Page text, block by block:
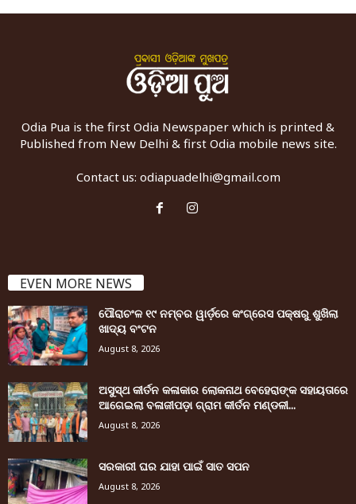
Odia Pua is the first Odia Newspaper which is printed &
Published from New Delhi & first Odia mobile news site.
Contact us: odiapuadelhi@gmail.com
EVEN MORE NEWS
ପୌରାଚଂଳ ୧୯ ନମ୍ବର ୱାର୍ଡ଼ରେ କଂଗ୍ରେସ ପକ୍ଷରୁ ଶୁଖିଲା
ଖାଦ୍ୟ ବଂଟନ
August 8, 2026
ଅସୁସ୍ଥ କୀର୍ତନ କଳାକାର ଲୋକନାଥ ବେହେରାଙ୍କ ସହାୟତାରେ
ଆଗେଇଲା ବଳାଜୀପଡ଼ା ଗ୍ରାମ କୀର୍ତନ ମଣ୍ଡଳୀ...
August 8, 2026
ସରକାରୀ ଘର ଯାହା ପାଇଁ ସାତ ସପନ
August 8, 2026